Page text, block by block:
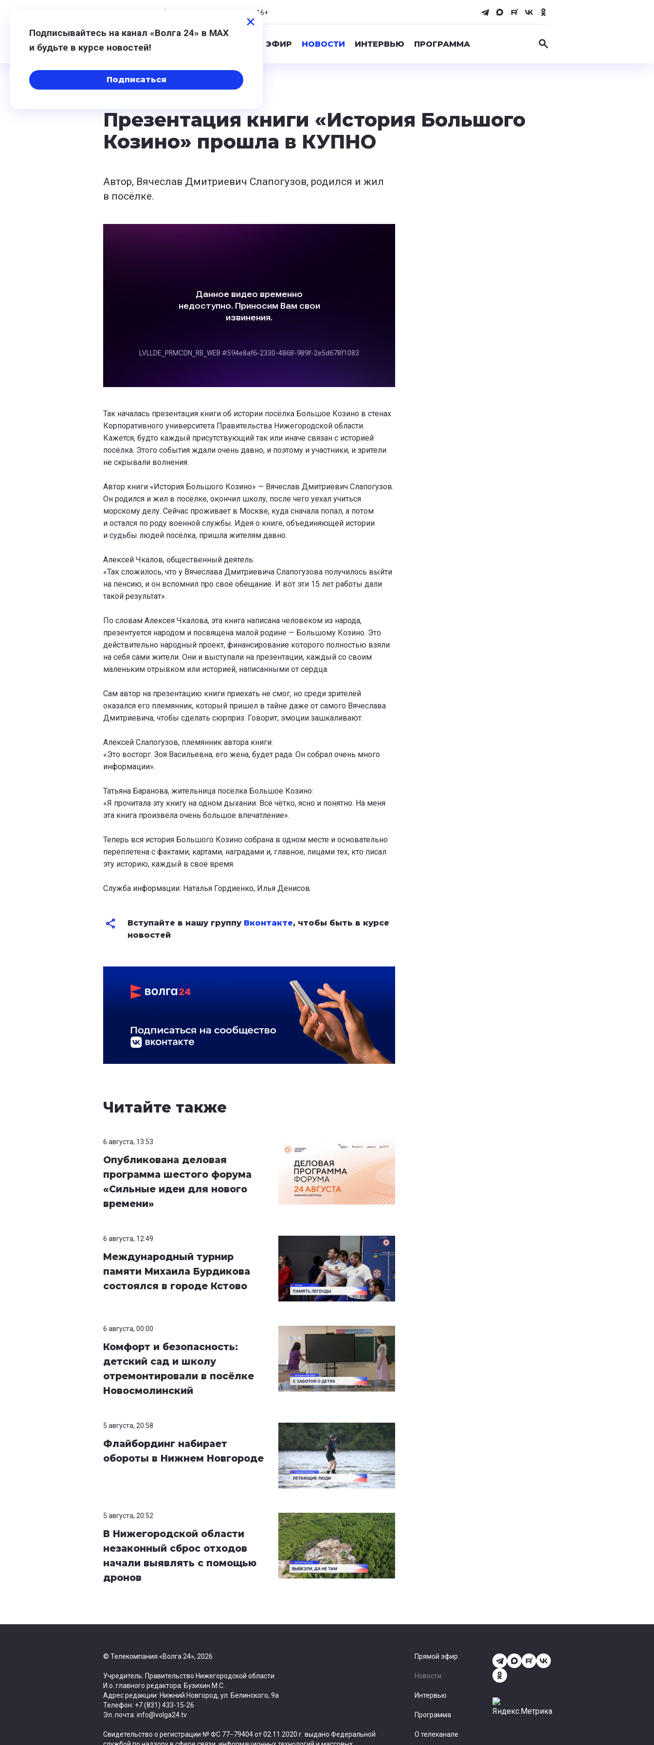
16+
ПРЯМОЙ ЭФИР НОВОСТИ ИНТЕРВЬЮ ПРОГРАММА
Презентация книги «История Большого
Козино» прошла в КУПНО
Автор, Вячеслав Дмитриевич Слапогузов, родился и жил
в посёлке.
Так началась презентация книги об истории посёлка Большое Козино в стенах
Корпоративного университета Правительства Нижегородской области.
Кажется, будто каждый присутствующий так или иначе связан с историей
посёлка. Этого события ждали очень давно, и поэтому и участники, и зрители
не скрывали волнения.
Автор книги «История Большого Козино» — Вячеслав Дмитриевич Слапогузов.
Он родился и жил в посёлке, окончил школу, после чего уехал учиться
морскому делу. Сейчас проживает в Москве, куда сначала попал, а потом
и остался по роду военной службы. Идея о книге, объединяющей истории
и судьбы людей посёлка, пришла жителям давно.
Алексей Чкалов, общественный деятель:
«Так сложилось, что у Вячеслава Дмитриевича Слапогузова получилось выйти
на пенсию, и он вспомнил про своё обещание. И вот эти 15 лет работы дали
такой результат».
По словам Алексея Чкалова, эта книга написана человеком из народа,
презентуется народом и посвящена малой родине — Большому Козино. Это
действительно народный проект, финансирование которого полностью взяли
на себя сами жители. Они и выступали на презентации, каждый со своим
маленьким отрывком или историей, написанными от сердца.
Сам автор на презентацию книги приехать не смог, но среди зрителей
оказался его племянник, который пришел в тайне даже от самого Вячеслава
Дмитриевича, чтобы сделать сюрприз. Говорит, эмоции зашкаливают.
Алексей Слапогузов, племянник автора книги:
«Это восторг. Зоя Васильевна, его жена, будет рада. Он собрал очень много
информации».
Татьяна Баранова, жительница посёлка Большое Козино:
«Я прочитала эту книгу на одном дыхании. Всё чётко, ясно и понятно. На меня
эта книга произвела очень большое впечатление».
Теперь вся история Большого Козино собрана в одном месте и основательно
переплетена с фактами, картами, наградами и, главное, лицами тех, кто писал
эту историю, каждый в своё время.
Служба информации: Наталья Гордиенко, Илья Денисов.
Вступайте в нашу группу Вконтакте, чтобы быть в курсе
новостей
Читайте также
6 августа, 13:53
Опубликована деловая
программа шестого форума
«Сильные идеи для нового
времени»
6 августа, 12:49
Международный турнир
памяти Михаила Бурдикова
состоялся в городе Кстово
6 августа, 00:00
Комфорт и безопасность:
детский сад и школу
отремонтировали в посёлке
Новосмолинский
5 августа, 20:58
Флайбординг набирает
обороты в Нижнем Новгороде
5 августа, 20:52
В Нижегородской области
незаконный сброс отходов
начали выявлять с помощью
дронов
© Телекомпания «Волга 24», 2026
Учредитель: Правительство Нижегородской области
И.о. главного редактора: Бузихин М.С.
Адрес редакции: Нижний Новгород, ул. Белинского, 9а
Телефон: +7 (831) 433-15-26
Эл. почта: info@volga24.tv
Свидетельство о регистрации № ФС 77−79404 от 02.11.2020 г. выдано Федеральной
Прямой эфир
Новости
Интервью
Программа
О телеканале
Подписывайтесь на канал «Волга 24» в МАХ
и будьте в курсе новостей!
Подписаться